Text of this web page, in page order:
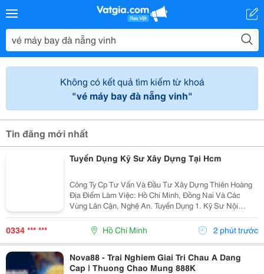
Không có kết quả tìm kiếm từ khoá
"vé máy bay đà nẵng vinh"
Tin đăng mới nhất
Tuyển Dụng Kỹ Sư Xây Dựng Tại Hcm
Công Ty Cp Tư Vấn Và Đầu Tư Xây Dựng Thiên Hoàng
Địa Điểm Làm Việc: Hồ Chí Minh, Đồng Nai Và Các
Vùng Lân Cận, Nghệ An. Tuyển Dụng 1. Kỹ Sư Nội
Nghiệp Công Trình Giao Thông, Cầu Đường : 06 2. Kỹ
Sư Hiện Trường Công Trình Giao Thông, Cầu...
0334 *** *** Hồ Chí Minh 2 phút trước
Nova88 - Trai Nghiem Giai Tri Chau A Dang
Cap | Thuong Chao Mung 888K